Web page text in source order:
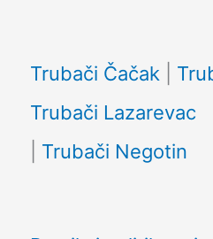
Trubači Čačak
Trubači Lazarevac
Trubači Negotin